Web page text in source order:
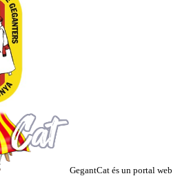
GegantCat és un portal web